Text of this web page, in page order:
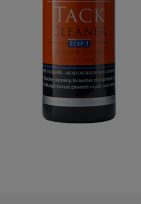
CARR & DAY & MARTIN
Carr & Day & Martin STEP 1 Belvoir
Tack Cleaner - spray do
czyszczenia skóry 500 ml
68,00 zł